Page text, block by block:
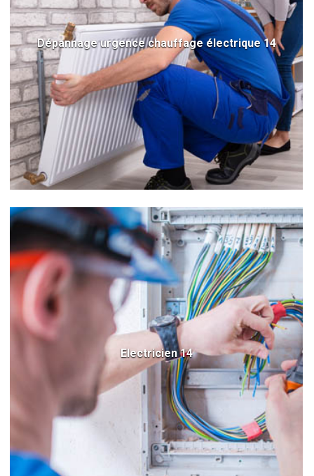
Dépannage urgence chauffage électrique 14
Electricien 14